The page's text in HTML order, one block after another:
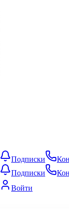
Подписки
Подписки
Войти